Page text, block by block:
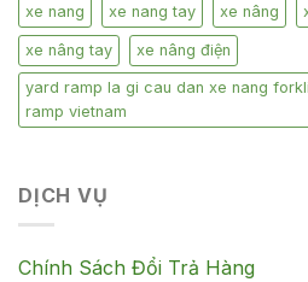
xe nang xe nang tay xe nâng
xe nâng tay xe nâng điện
yard ramp la gi cau dan xe nang
ramp vietnam
DỊCH VỤ
Chính Sách Đổi Trả Hàng